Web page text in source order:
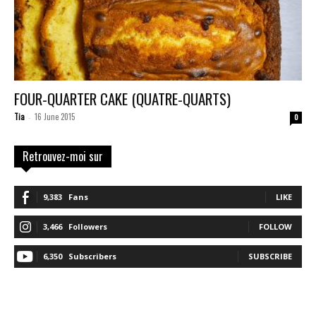
FOUR-QUARTER CAKE (QUATRE-QUARTS)
Tia - 16 June 2015 0
Retrouvez-moi sur
9,383 Fans LIKE
3,466 Followers FOLLOW
6,350 Subscribers SUBSCRIBE